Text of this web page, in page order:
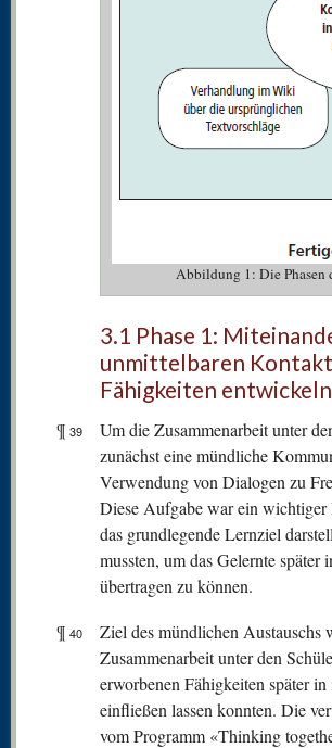
Abbildung 1: Die Phasen
3.1 Phase 1:
unmittelbaren
Fähigkeiten entwickeln
¶ 39
Um die Zusammenarbeit unter
zunächst eine mündliche
Verwendung von Dialogen zu
Diese Aufgabe war ein wichtiger
das grundlegende Lernziel
mussten, um das Gelernte
übertragen zu können.
¶ 40
Ziel des mündlichen Austauschs
Zusammenarbeit unter den
erworbenen Fähigkeiten später
einfließen lassen konnten. Die
vom Programm «Thinking